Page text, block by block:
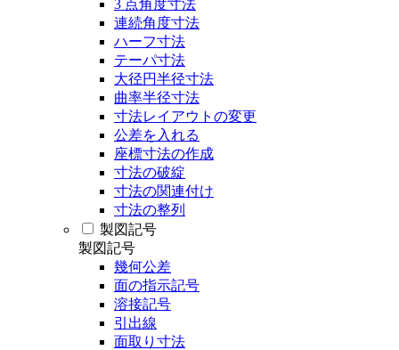
3 点角度寸法
連続角度寸法
ハーフ寸法
テーパ寸法
大径円半径寸法
曲率半径寸法
寸法レイアウトの変更
公差を入れる
座標寸法の作成
寸法の破綻
寸法の関連付け
寸法の整列
製図記号
製図記号
幾何公差
面の指示記号
溶接記号
引出線
面取り寸法